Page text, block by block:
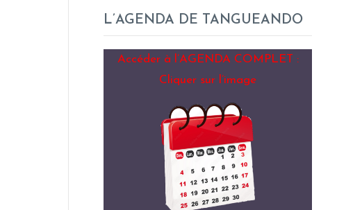
L’AGENDA DE TANGUEANDO
Accéder à l’AGENDA COMPLET :
Cliquer sur l’image